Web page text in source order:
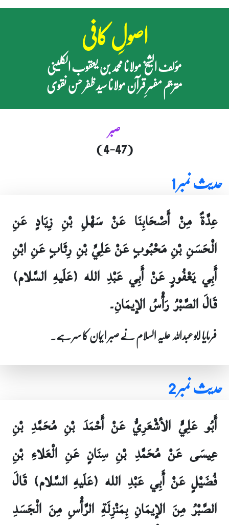
اصولِ کافی
مؤلف الشیخ مولانا محمد بن یعقوب الکلینی
مترجم مفسرِ قرآن مولانا سید ظفر حسن نقوی
صبر
(4-47)
حدیث نمبر 1
عِدَّةٌ مِنْ أَصْحَابِنَا عَنْ سَهْلِ بْنِ زِيَادٍ عَنِ
الْحَسَنِ بْنِ مَحْبُوبٍ عَنْ عَلِيِّ بْنِ رِئَابٍ عَنِ ابْنِ
أَبِي يَعْفُورٍ عَنْ أَبِي عَبْدِ الله (عَلَيهِ السَّلام)
قَالَ الصَّبْرُ رَأْسُ الإيمَانِ۔
فرمایا ابو عبداللہ علیہ السلام نے صبر ایمان کا سر ہے۔
حدیث نمبر 2
أَبُو عَلِيٍّ الأشْعَرِيُّ عَنْ أَحْمَدَ بْنِ مُحَمَّدِ بْنِ
عِيسَى عَنْ مُحَمَّدِ بْنِ سِنَانٍ عَنِ الْعَلاءِ بْنِ
فُضَيْلٍ عَنْ أَبِي عَبْدِ الله (عَلَيهِ السَّلام) قَالَ
الصَّبْرُ مِنَ الإيمَانِ بِمَنْزِلَةِ الرَّأْسِ مِنَ الْجَسَدِ